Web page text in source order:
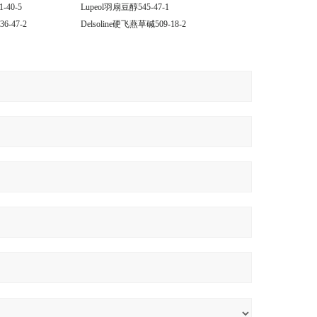
40-5
Lupeol羽扇豆醇545-47-1
47-2
Delsoline硬飞燕草碱509-18-2